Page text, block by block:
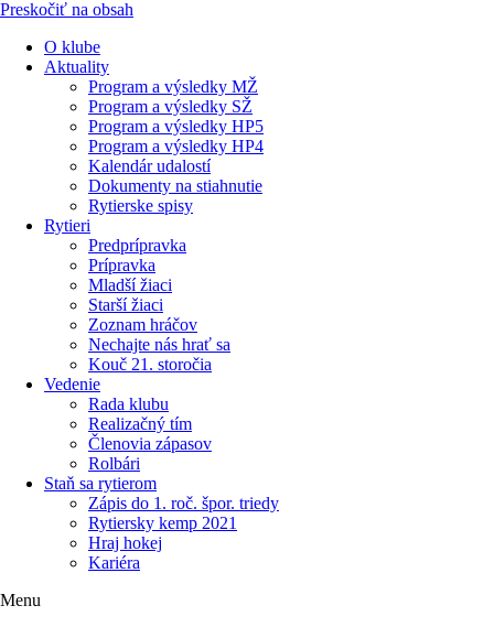
Preskočiť na obsah
O klube
Aktuality
Program a výsledky MŽ
Program a výsledky SŽ
Program a výsledky HP5
Program a výsledky HP4
Kalendár udalostí
Dokumenty na stiahnutie
Rytierske spisy
Rytieri
Predprípravka
Prípravka
Mladší žiaci
Starší žiaci
Zoznam hráčov
Nechajte nás hrať sa
Kouč 21. storočia
Vedenie
Rada klubu
Realizačný tím
Členovia zápasov
Rolbári
Staň sa rytierom
Zápis do 1. roč. špor. triedy
Rytiersky kemp 2021
Hraj hokej
Kariéra
Menu